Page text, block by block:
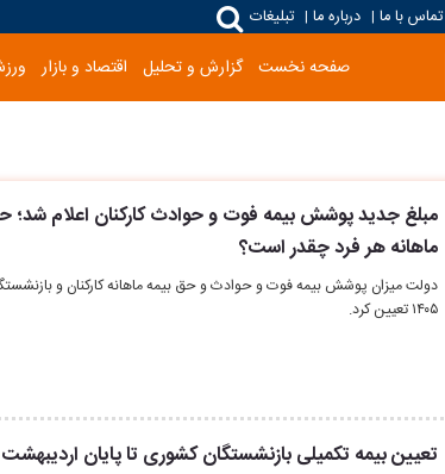
تماس با ما | درباره ما | تبلیغات
صفحه نخست گزارش و تحلیل اقتصاد و بازار
مبلغ جدید پوشش بیمه فوت و حوادث کارکنان اعلام شد؛
ماهانه هر فرد چقدر است؟
دولت میزان پوشش بیمه فوت و حوادث و حق بیمه ماهانه کارکنان و
۱۴۰۵ تعیین کرد.
تعیین بیمه تکمیلی بازنشستگان کشوری تا پایان اردیبهشت